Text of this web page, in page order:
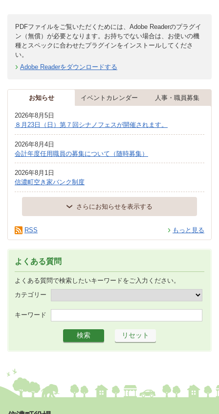
PDFファイルをご覧いただくためには、Adobe Readerのプラグイ
ン（無償）が必要となります。お持ちでない場合は、お使いの機
種とスペックに合わせたプラグインをインストールしてくださ
い。
Adobe Readerをダウンロードする
お知らせ イベントカレンダー 人事・職員募集
2026年8月5日
８月23日（日）第７回シナノフェスが開催されます。
2026年8月4日
会計年度任用職員の募集について（随時募集）
2026年8月1日
信濃町空き家バンク制度
さらにお知らせを表示する
もっと見る
RSS
よくある質問
よくある質問で検索したいキーワードをご入力ください。
カテゴリー
キーワード